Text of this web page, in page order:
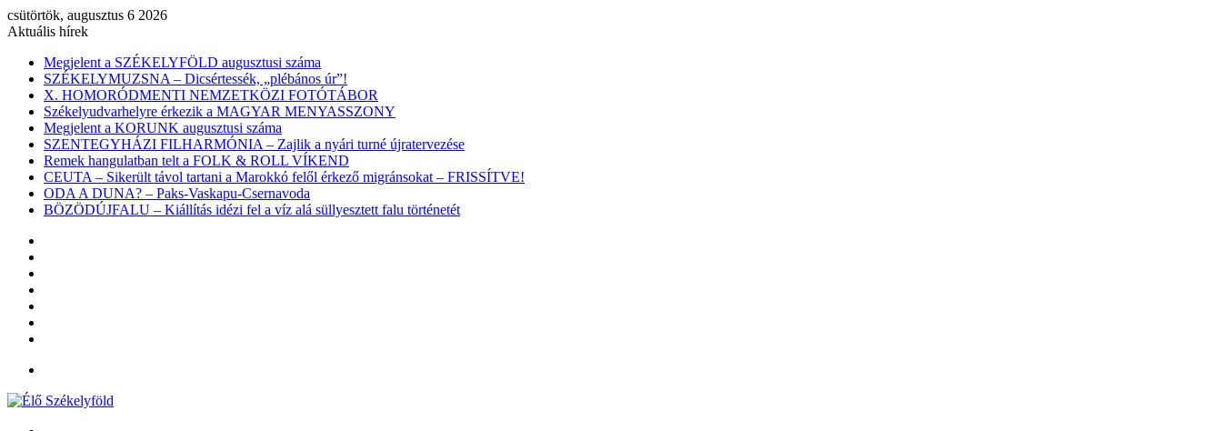
csütörtök, augusztus 6 2026
Aktuális hírek
Megjelent a SZÉKELYFÖLD augusztusi száma
SZÉKELYMUZSNA – Dicsértessék, „plébános úr”!
X. HOMORÓDMENTI NEMZETKÖZI FOTÓTÁBOR
Székelyudvarhelyre érkezik a MAGYAR MENYASSZONY
Megjelent a KORUNK augusztusi száma
SZENTEGYHÁZI FILHARMÓNIA – Zajlik a nyári turné újratervezése
Remek hangulatban telt a FOLK & ROLL VÍKEND
CEUTA – Sikerült távol tartani a Marokkó felől érkező migránsokat – FRISSÍTVE!
ODA A DUNA? – Paks-Vaskapu-Csernavoda
BÖZÖDÚJFALU – Kiállítás idézi fel a víz alá süllyesztett falu történetét